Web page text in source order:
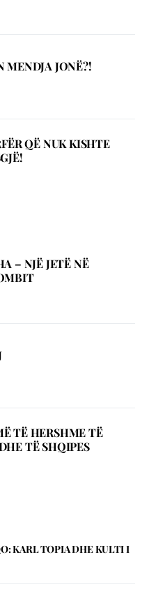
MENDJA JONË?!
QË NUK KISHTE
– NJЁ JETЁ NЁ
TË HERSHME TË
TË SHQIPES
KARL TOPIA DHE KULTI I